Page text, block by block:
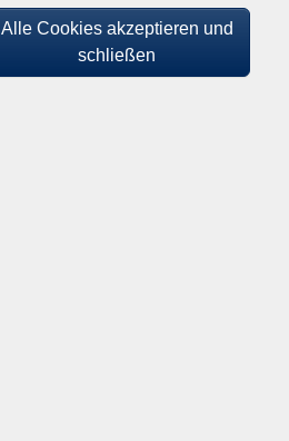
Alle Cookies akzeptieren und
schließen